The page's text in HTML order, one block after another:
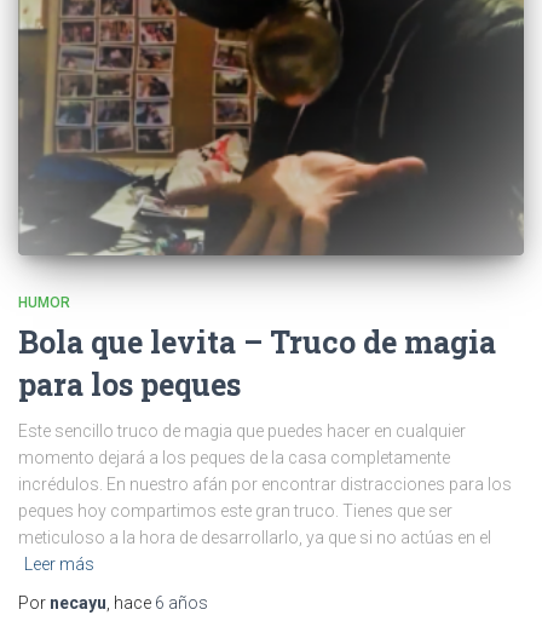
HUMOR
Bola que levita – Truco de magia
para los peques
Este sencillo truco de magia que puedes hacer en cualquier
momento dejará a los peques de la casa completamente
incrédulos. En nuestro afán por encontrar distracciones para los
peques hoy compartimos este gran truco. Tienes que ser
meticuloso a la hora de desarrollarlo, ya que si no actúas en el
Leer más
Por necayu , hace 6 años